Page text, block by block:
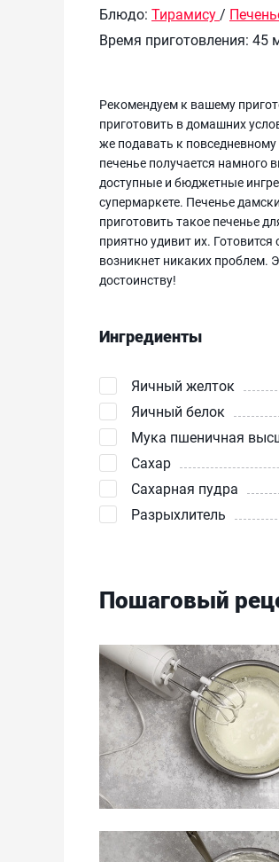
Блюдо: Тирамису /
Время приготовления: 45
Рекомендуем к вашему
приготовить в домашних
же подавать к
печенье получается намного
доступные и бюджетные
супермаркете. Печенье
приготовить такое печенье
приятно удивит их.
возникнет никаких проблем.
достоинству!
Ингредиенты
Яичный желток
Яичный белок
Мука пшеничная
Сахар
Сахарная пудра
Разрыхлитель
Пошаговый